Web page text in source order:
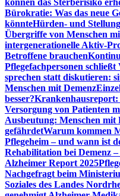
können das Sterberisiko
Bürokratie: Was das neue
könnteHürden- und
Übergriffe von Menschen
intergenerationelle Aktiv-
Betroffene brauchen
Pflegefachpersonen
sprechen statt diskutieren:
Menschen mit Demenz
besser?Krankenhausreport:
Versorgung von Patienten
Ausbeutung: Menschen mit
gefährdetWarum kommen
Pflegeheim – und wann ist
Rehabilitation bei Demenz
Alzheimer Report 2025
Nachgefragt beim
Soziales des Landes